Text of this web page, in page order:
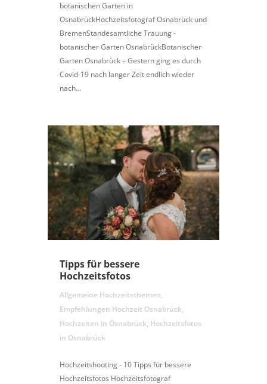
botanischen Garten in
OsnabrückHochzeitsfotograf Osnabrück und
BremenStandesamtliche Trauung -
botanischer Garten OsnabrückBotanischer
Garten Osnabrück – Gestern ging es durch
Covid-19 nach langer Zeit endlich wieder
nach...
Tipps für bessere
Hochzeitsfotos
Allgemeine Hochzeitsthemen,
Empfehlungen Hochzeit Osnabrück,
Hochzeiten in Osnabrück, Hochzeitsfotos
in Osnabrück
Hochzeitshooting - 10 Tipps für bessere
Hochzeitsfotos Hochzeitsfotograf